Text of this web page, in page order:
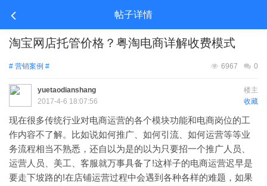
帖子详情
淘宝网店托管价格？粤淘电商详解收费模式
# 营销案例 # 0
6967
楼主
yuetaodianshang
收藏
2017-4-6 18:07:56
现在很多传统行业对电商运营的各个模块功能和电商岗位的工
作内容不了解。比如说如何推广、如何引流、如何运营等等业
务流程相当不熟悉，还自以为是的以为只要招一个推广人员、
运营人员、美工、客服就万事具备了!这样子的电商运营迟早是
要走下坡路的!在店铺运营过程中会遇到各种各样的难题，如果